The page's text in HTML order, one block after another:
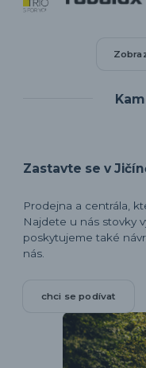
Zastavte se v
Prodejna a centrála,
Najdete u nás stovky
poskytujeme také
nás.
chci se podívat